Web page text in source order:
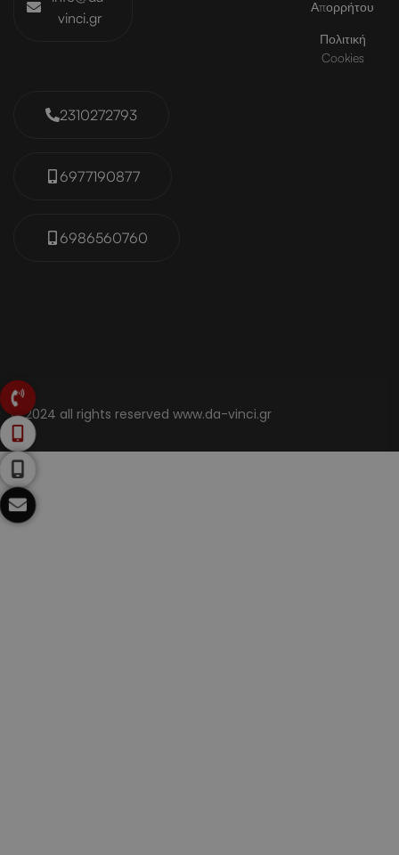
vinci.gr
2310272793
6977190877
6986560760
Απορρήτου
Πολιτική
Cookies
© 2024 all rights reserved www.da-vinci.gr